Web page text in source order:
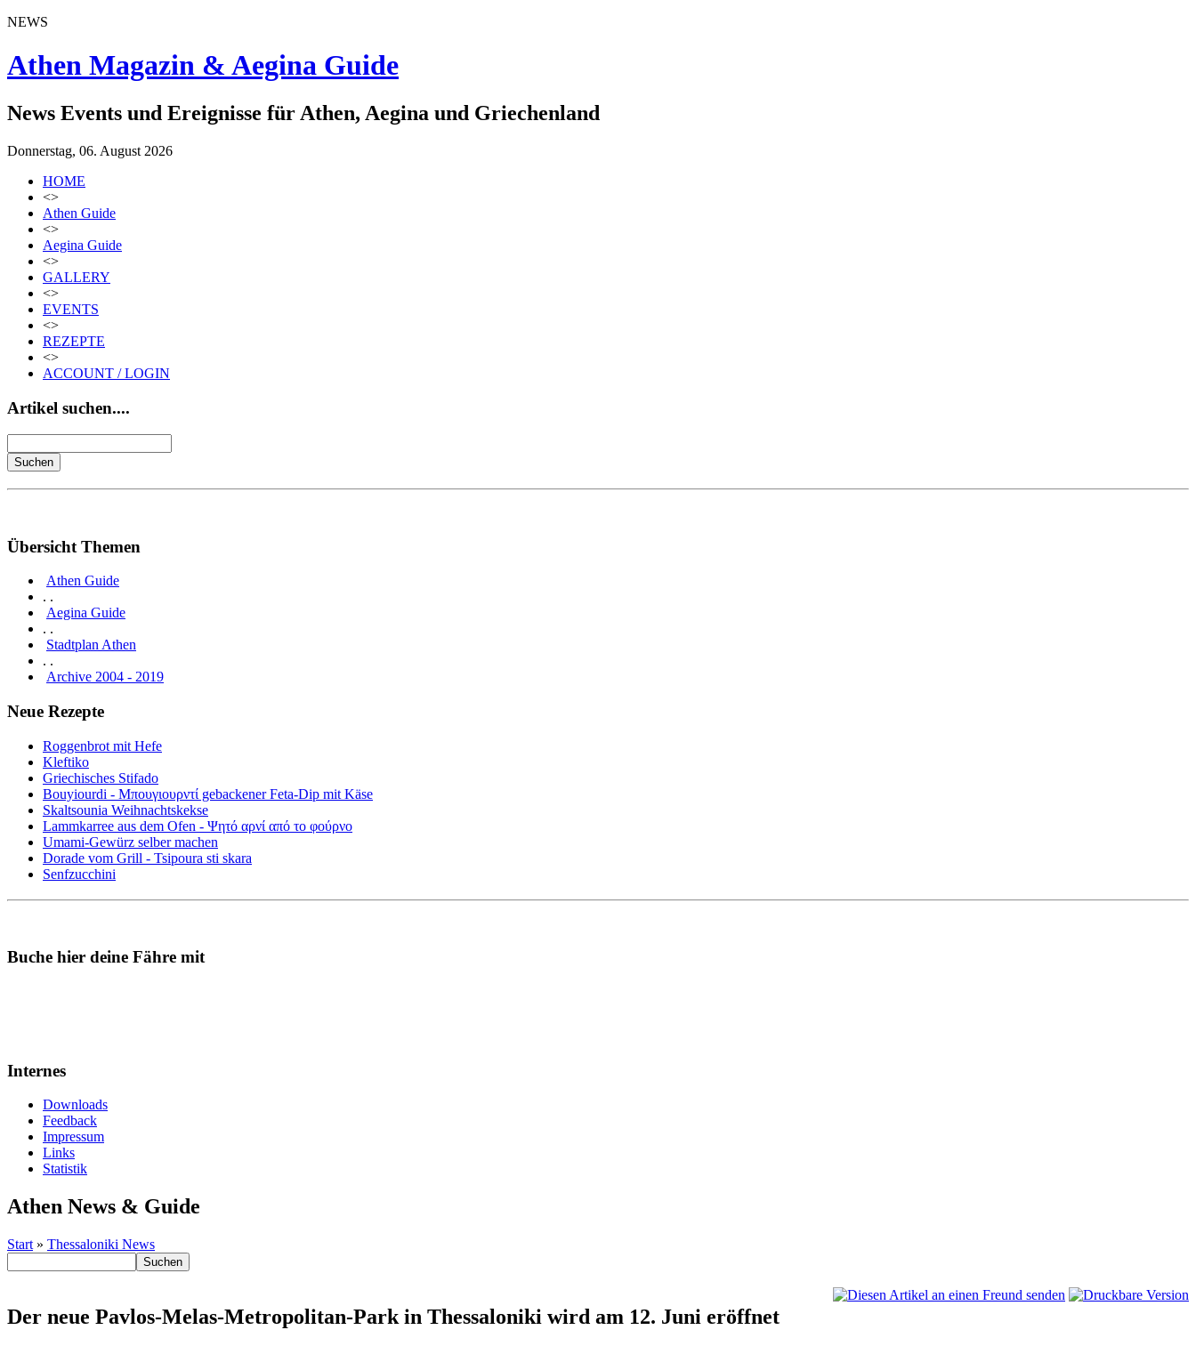
NEWS
Athen Magazin & Aegina Guide
News Events und Ereignisse für Athen, Aegina und Griechenland
Donnerstag, 06. August 2026
HOME
<>
Athen Guide
<>
Aegina Guide
<>
GALLERY
<>
EVENTS
<>
REZEPTE
<>
ACCOUNT / LOGIN
Artikel suchen....
Übersicht Themen
Athen Guide
. .
Aegina Guide
. .
Stadtplan Athen
. .
Archive 2004 - 2019
Neue Rezepte
Roggenbrot mit Hefe
Kleftiko
Griechisches Stifado
Bouyiourdi - Μπουγιουρντί gebackener Feta-Dip mit Käse
Skaltsounia Weihnachtskekse
Lammkarree aus dem Ofen - Ψητό αρνί από το φούρνο
Umami-Gewürz selber machen
Dorade vom Grill - Tsipoura sti skara
Senfzucchini
Buche hier deine Fähre mit
Internes
Downloads
Feedback
Impressum
Links
Statistik
Athen News & Guide
Start » Thessaloniki News
Der neue Pavlos-Melas-Metropolitan-Park in Thessaloniki wird am 12. Juni eröffnet